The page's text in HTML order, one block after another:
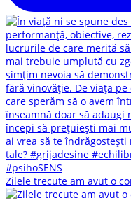
Zilele trecute am avut o